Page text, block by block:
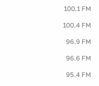
100.1 FM
100.4 FM
96.9 FM
96.6 FM
95.4 FM